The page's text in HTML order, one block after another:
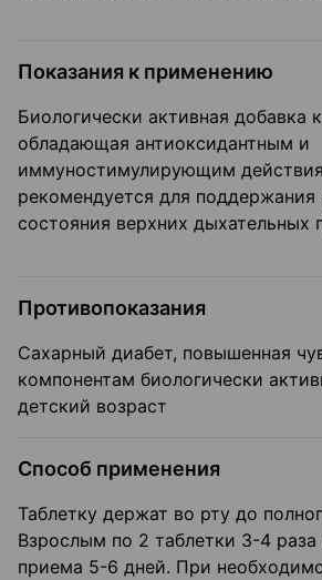
Показания к применению
Биологически активная добавка
обладающая антиоксидантным и
иммуностимулирующим
рекомендуется для поддержания
состояния верхних дыхательных
Противопоказания
Сахарный диабет, повышенная
компонентам биологически
детский возраст
Способ применения
Таблетку держат во рту до
Взрослым по 2 таблетки 3-4 раза
приема 5-6 дней. При